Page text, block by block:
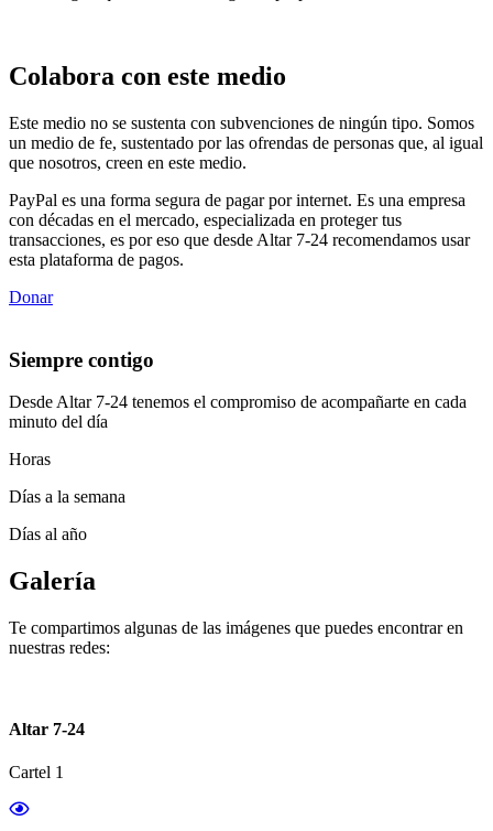
Colabora con este medio
Este medio no se sustenta con subvenciones de ningún tipo. Somos
un medio de fe, sustentado por las ofrendas de personas que, al igual
que nosotros, creen en este medio.
PayPal es una forma segura de pagar por internet. Es una empresa
con décadas en el mercado, especializada en proteger tus
transacciones, es por eso que desde Altar 7-24 recomendamos usar
esta plataforma de pagos.
Donar
Siempre contigo
Desde Altar 7-24 tenemos el compromiso de acompañarte en cada
minuto del día
Horas
Días a la semana
Días al año
Galería
Te compartimos algunas de las imágenes que puedes encontrar en
nuestras redes:
Altar 7-24
Cartel 1